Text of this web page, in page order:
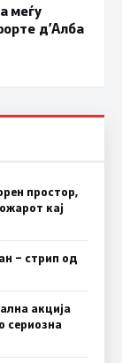
меѓу
д’Алба
простор,
кај
– стрип од
акција
сериозна